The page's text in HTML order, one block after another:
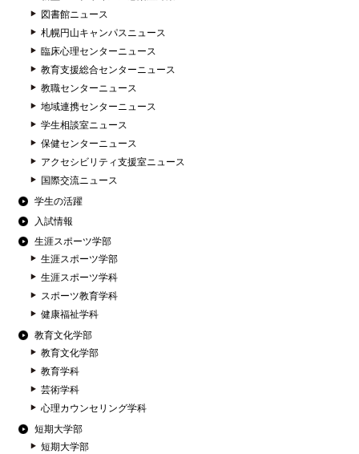
図書館ニュース
札幌円山キャンパスニュース
臨床心理センターニュース
教育支援総合センターニュース
教職センターニュース
地域連携センターニュース
学生相談室ニュース
保健センターニュース
アクセシビリティ支援室ニュース
国際交流ニュース
学生の活躍
入試情報
生涯スポーツ学部
生涯スポーツ学部
生涯スポーツ学科
スポーツ教育学科
健康福祉学科
教育文化学部
教育文化学部
教育学科
芸術学科
心理カウンセリング学科
短期大学部
短期大学部